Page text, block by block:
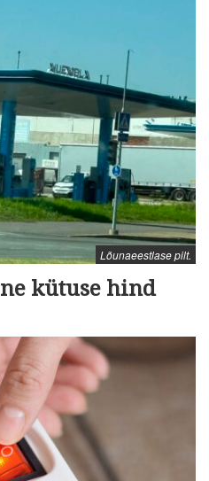
Lõunaeestlase pilt.
kütuse hind